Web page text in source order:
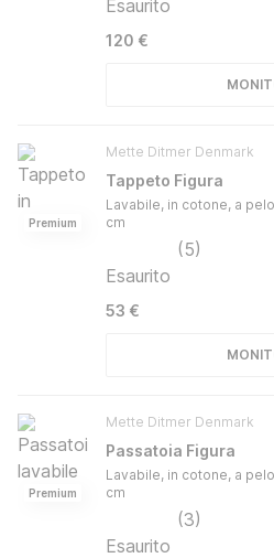
Esaurito
120 €
Premium
Mette Ditmer Denmark
Tappeto Figura
Lavabile, in cotone, a
cm
(5)
Esaurito
53 €
Premium
Mette Ditmer Denmark
Passatoia Figura
Lavabile, in cotone, a
cm
(3)
Esaurito